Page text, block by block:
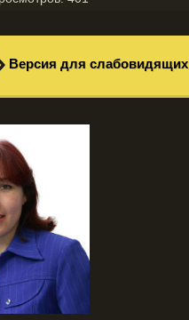
Версия для слабовидящих